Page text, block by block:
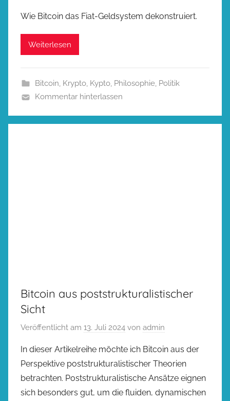
Wie Bitcoin das Fiat-Geldsystem dekonstruiert.
Weiterlesen
Bitcoin, Krypto, Kypto, Philosophie, Politik
Kommentar hinterlassen
Bitcoin aus poststrukturalistischer
Sicht
Veröffentlicht am 13. Juli 2024 von admin
In dieser Artikelreihe möchte ich Bitcoin aus der
Perspektive poststrukturalistischer Theorien
betrachten. Poststrukturalistische Ansätze eignen
sich besonders gut, um die fluiden, dynamischen